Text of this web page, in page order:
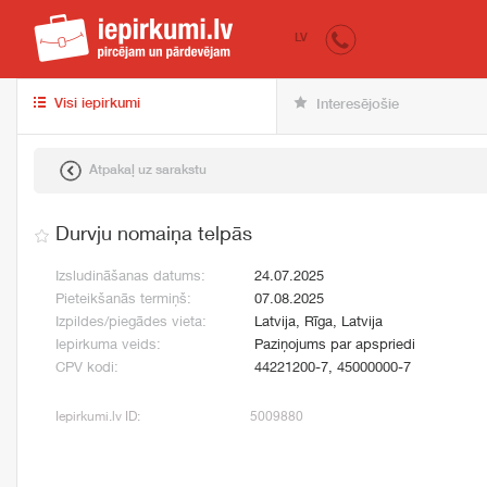
iepirkumi.lv
LV
Visi iepirkumi Interesējošie
Atpakaļ uz sarakstu
Durvju nomaiņa telpās
Izsludināšanas datums:
24.07.2025
Pieteikšanās termiņš:
07.08.2025
Izpildes/piegādes vieta:
Latvija, Rīga, Latvija
Iepirkuma veids:
Paziņojums par apspriedi
CPV kodi:
44221200-7, 45000000-7
Iepirkumi.lv ID: 5009880